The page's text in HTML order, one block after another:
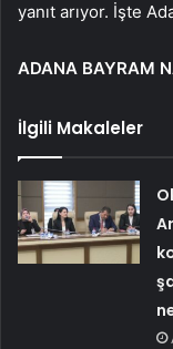
yanıt arıyor. İşte
ADANA BAYRAM
İlgili Makaleler